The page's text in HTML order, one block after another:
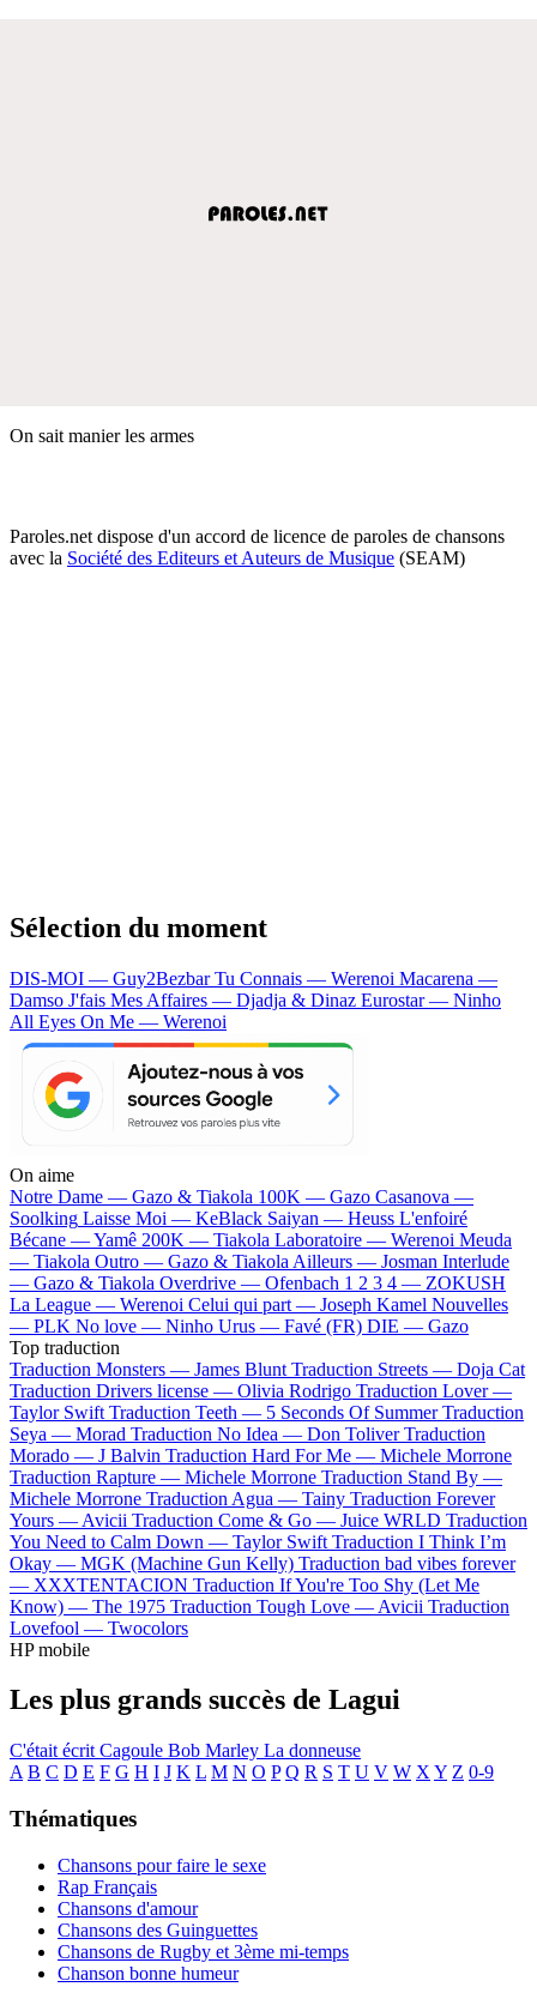
On sait manier les armes
Paroles.net dispose d'un accord de licence de paroles de chansons
avec la Société des Editeurs et Auteurs de Musique (SEAM)
Sélection du moment
DIS-MOI — Guy2BezbarTu Connais — Werenoi Macarena —
Damso J'fais Mes Affaires — Djadja & Dinaz Eurostar — Ninho
All Eyes On Me — Werenoi
On aime
Notre Dame — Gazo & Tiakola 100K — Gazo Casanova —
Soolking Laisse Moi — KeBlack Saiyan — Heuss L'enfoiré
Bécane —Yamê 200K — Tiakola Laboratoire — Werenoi Meuda
— Tiakola Outro — Gazo & Tiakola Ailleurs — Josman Interlude
— Gazo & Tiakola Overdrive — Ofenbach 1 2 3 4 — ZOKUSH
La League — Werenoi Celui qui part — Joseph Kamel Nouvelles
— PLK No love — Ninho Urus — Favé (FR) DIE — Gazo
Top traduction
Traduction Monsters — James Blunt Traduction Streets — Doja Cat
Traduction Drivers license — Olivia Rodrigo Traduction Lover —
Taylor Swift Traduction Teeth — 5 Seconds Of Summer Traduction
Seya — Morad Traduction No Idea — Don Toliver Traduction
Morado — J Balvin Traduction Hard For Me — Michele Morrone
Traduction Rapture — Michele Morrone Traduction Stand By —
Michele Morrone Traduction Agua — Tainy Traduction Forever
Yours — Avicii Traduction Come & Go — Juice WRLD Traduction
You Need to Calm Down — Taylor Swift Traduction I Think I’m
Okay — MGK (Machine Gun Kelly) Traduction bad vibes forever
— XXXTENTACION Traduction If You're Too Shy (Let Me
Know) — The 1975 Traduction Tough Love — Avicii Traduction
Lovefool — Twocolors
HP mobile
Les plus grands succès de Lagui
C'était écrit Cagoule Bob Marley La donneuse
A B C D E F G H I J K L M N O P Q R S T U V W X Y Z 0-9
Thématiques
Chansons pour faire le sexe
Rap Français
Chansons d'amour
Chansons des Guinguettes
Chansons de Rugby et 3ème mi-temps
Chanson bonne humeur